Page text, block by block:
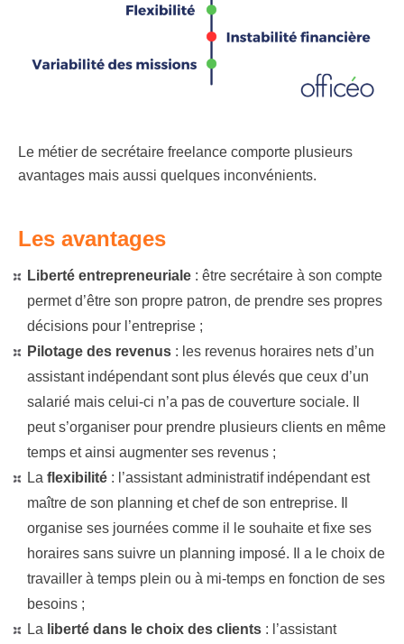
Le métier de secrétaire freelance comporte plusieurs
avantages mais aussi quelques inconvénients.
Les avantages
Liberté entrepreneuriale : être secrétaire à son compte
permet d’être son propre patron, de prendre ses propres
décisions pour l’entreprise ;
Pilotage des revenus : les revenus horaires nets d’un
assistant indépendant sont plus élevés que ceux d’un
salarié mais celui-ci n’a pas de couverture sociale. Il
peut s’organiser pour prendre plusieurs clients en même
temps et ainsi augmenter ses revenus ;
La flexibilité : l’assistant administratif indépendant est
maître de son planning et chef de son entreprise. Il
organise ses journées comme il le souhaite et fixe ses
horaires sans suivre un planning imposé. Il a le choix de
travailler à temps plein ou à mi-temps en fonction de ses
besoins ;
La liberté dans le choix des clients : l’assistant